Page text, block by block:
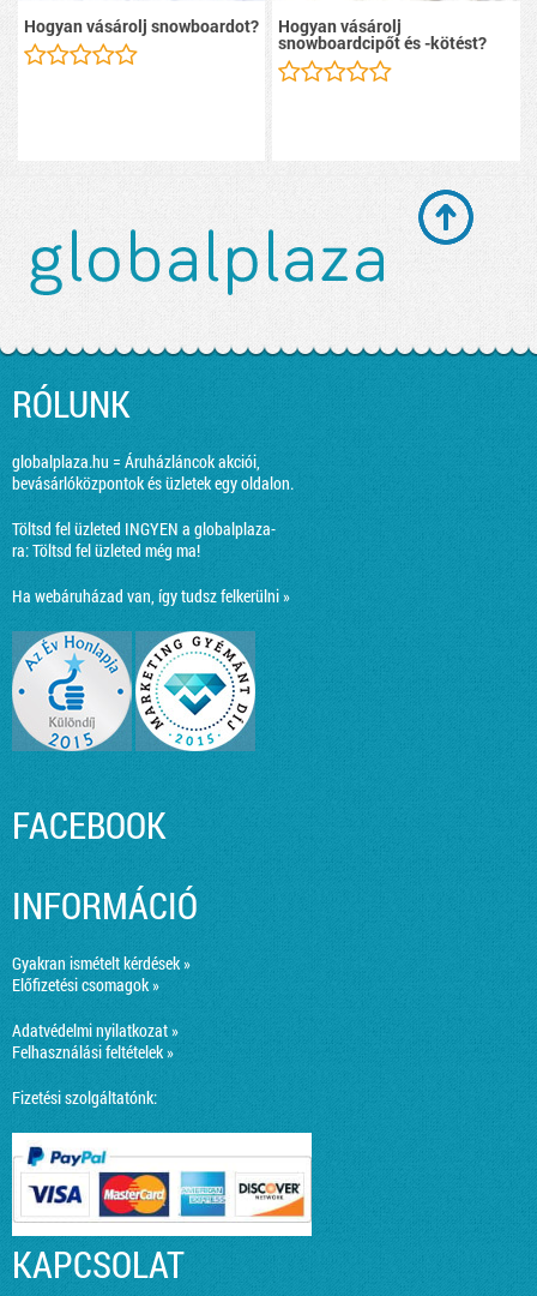
Hogyan vásárolj snowboardot? Hogyan vásárolj
snowboardcipőt és -kötést?
RÓLUNK
globalplaza.hu = Áruházláncok akciói,
bevásárlóközpontok és üzletek egy oldalon.
Töltsd fel üzleted INGYEN a globalplaza-
ra:Töltsd fel üzleted még ma!
Ha webáruházad van, így tudsz felkerülni »
FACEBOOK
INFORMÁCIÓ
Gyakran ismételt kérdések »
Előfizetési csomagok »
Adatvédelmi nyilatkozat »
Felhasználási feltételek »
Fizetési szolgáltatónk:
KAPCSOLAT